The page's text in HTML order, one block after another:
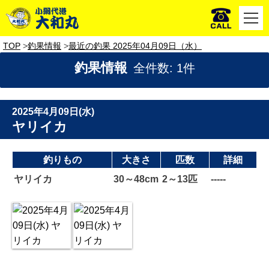
TOP 釣果情報 最近の釣果 2025年04月09日（水）
釣果情報 全件数: 1件
2025年4月09日(水)
ヤリイカ
釣りもの 大きさ 匹数
詳細
ヤリイカ
30～48cm 2～13匹 -----